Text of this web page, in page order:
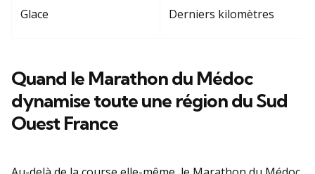
Glace Derniers kilomètres
Quand le Marathon du Médoc
dynamise toute une région du Sud
Ouest France